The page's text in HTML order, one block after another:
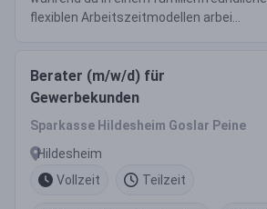
flexiblen Arbeitszeitmodellen arbei...
Berater (m/w/d) für
Gewerbekunden
Sparkasse Hildesheim Goslar Peine
Hildesheim
Vollzeit
Teilzeit